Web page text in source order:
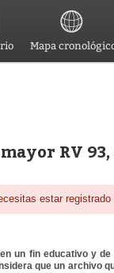
Mapa
RV
estar registrado
un fin educativo y
que un archivo